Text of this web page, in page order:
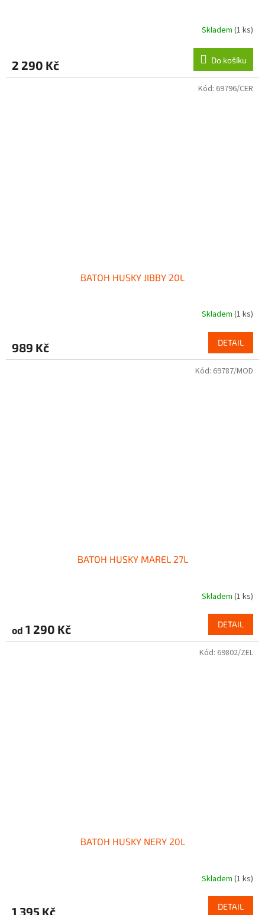
Skladem (1 ks)
2 290 Kč Do košíku
BATOH HUSKY JIBBY 20L
Skladem (1 ks)
989 Kč DETAIL
Kód: 69796/CER
BATOH HUSKY MAREL 27L
Skladem (1 ks)
od 1 290 Kč DETAIL
Kód: 69787/MOD
BATOH HUSKY NERY 20L
Skladem (1 ks)
1 395 Kč DETAIL
Kód: 69802/ZEL